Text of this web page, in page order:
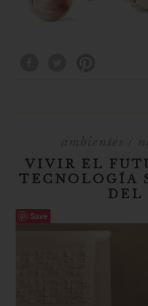
VIVIR EL
TECNOLOGÍA
DEL
Save